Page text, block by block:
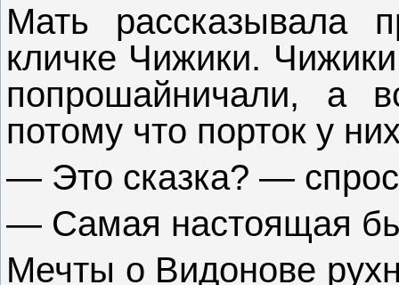
Мать рассказывала
кличке Чижики.
попрошайничали, а
потому что порток у
— Это сказка? —
— Самая настоящая
Мечты о Видонове